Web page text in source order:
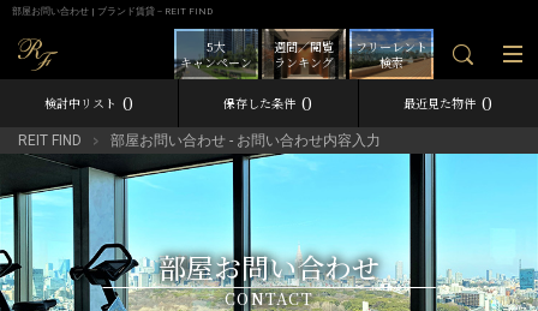
部屋お問い合わせ | ブランド賃貸－REIT FIND
フリーレント
検索
週間／閲覧
ランキング
5大
キャンペーン
検討中リスト 0 保存した条件 0 最近見た物件 0
REIT FIND 部屋お問い合わせ - お問い合わせ内容入力
部屋お問い合わせ
CONTACT